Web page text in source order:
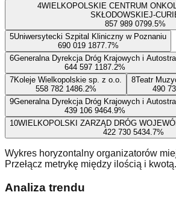
4WIELKOPOLSKIE CENTRUM
SKŁODOWSKIEJ-
857 989 0799.5%
5Uniwersytecki Szpital Kliniczny w Poznaniu
690 019 1877.7%
6Generalna Dyrekcja Dróg Krajowych i
644 597 1187.2%
7Koleje Wielkopolskie sp. z o.o.
558 782 1486.2%
8Teatr
490
9Generalna Dyrekcja Dróg Krajowych i
439 106 9464.9%
10WIELKOPOLSKI ZARZĄD DRÓG
422 730 5434.7%
Wykres horyzontalny organizatorów
Przełącz metrykę między ilością i kwotą.
Analiza trendu